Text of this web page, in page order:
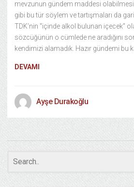
mevzunun gündem maddesi
gibi bu tür söylem ve tartışmaları da
TDK’nin “içinde alkol bulunan içecek”
sözcüğünün o cümlede ne aradığını
kendimizi alamadık. Hazır gündemi bu
DEVAMI
Ayşe Durakoğlu